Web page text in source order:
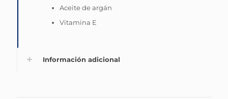
Aceite de argán
Vitamina E
Información adicional